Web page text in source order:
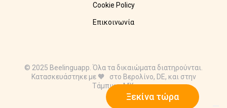
Ξεκίνα τώρα
Cookie Policy
Επικοινωνία
© 2025 Beelinguapp. Όλα τα δικαιώματα διατηρούνται.
Κατασκευάστηκε με 🧡 στο Βερολίνο, DE, και στην
Τάμπικο, MX.